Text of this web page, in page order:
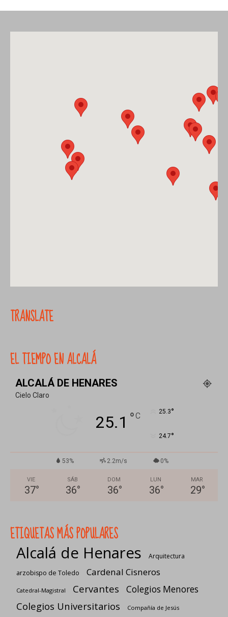
TRANSLATE
EL TIEMPO EN ALCALÁ
ALCALÁ DE HENARES
Cielo Claro
25.1 °C 25.3°
24.7°
53% 2.2m/s 0%
VIE
37°
SÁB
36°
DOM
36°
LUN
36°
MAR
29°
ETIQUETAS MÁS POPULARES
Alcalá de Henares
Arquitectura
arzobispo de Toledo
Cardenal Cisneros
Catedral-Magistral Cervantes Colegios Menores
Colegios Universitarios Compañía de Jesús